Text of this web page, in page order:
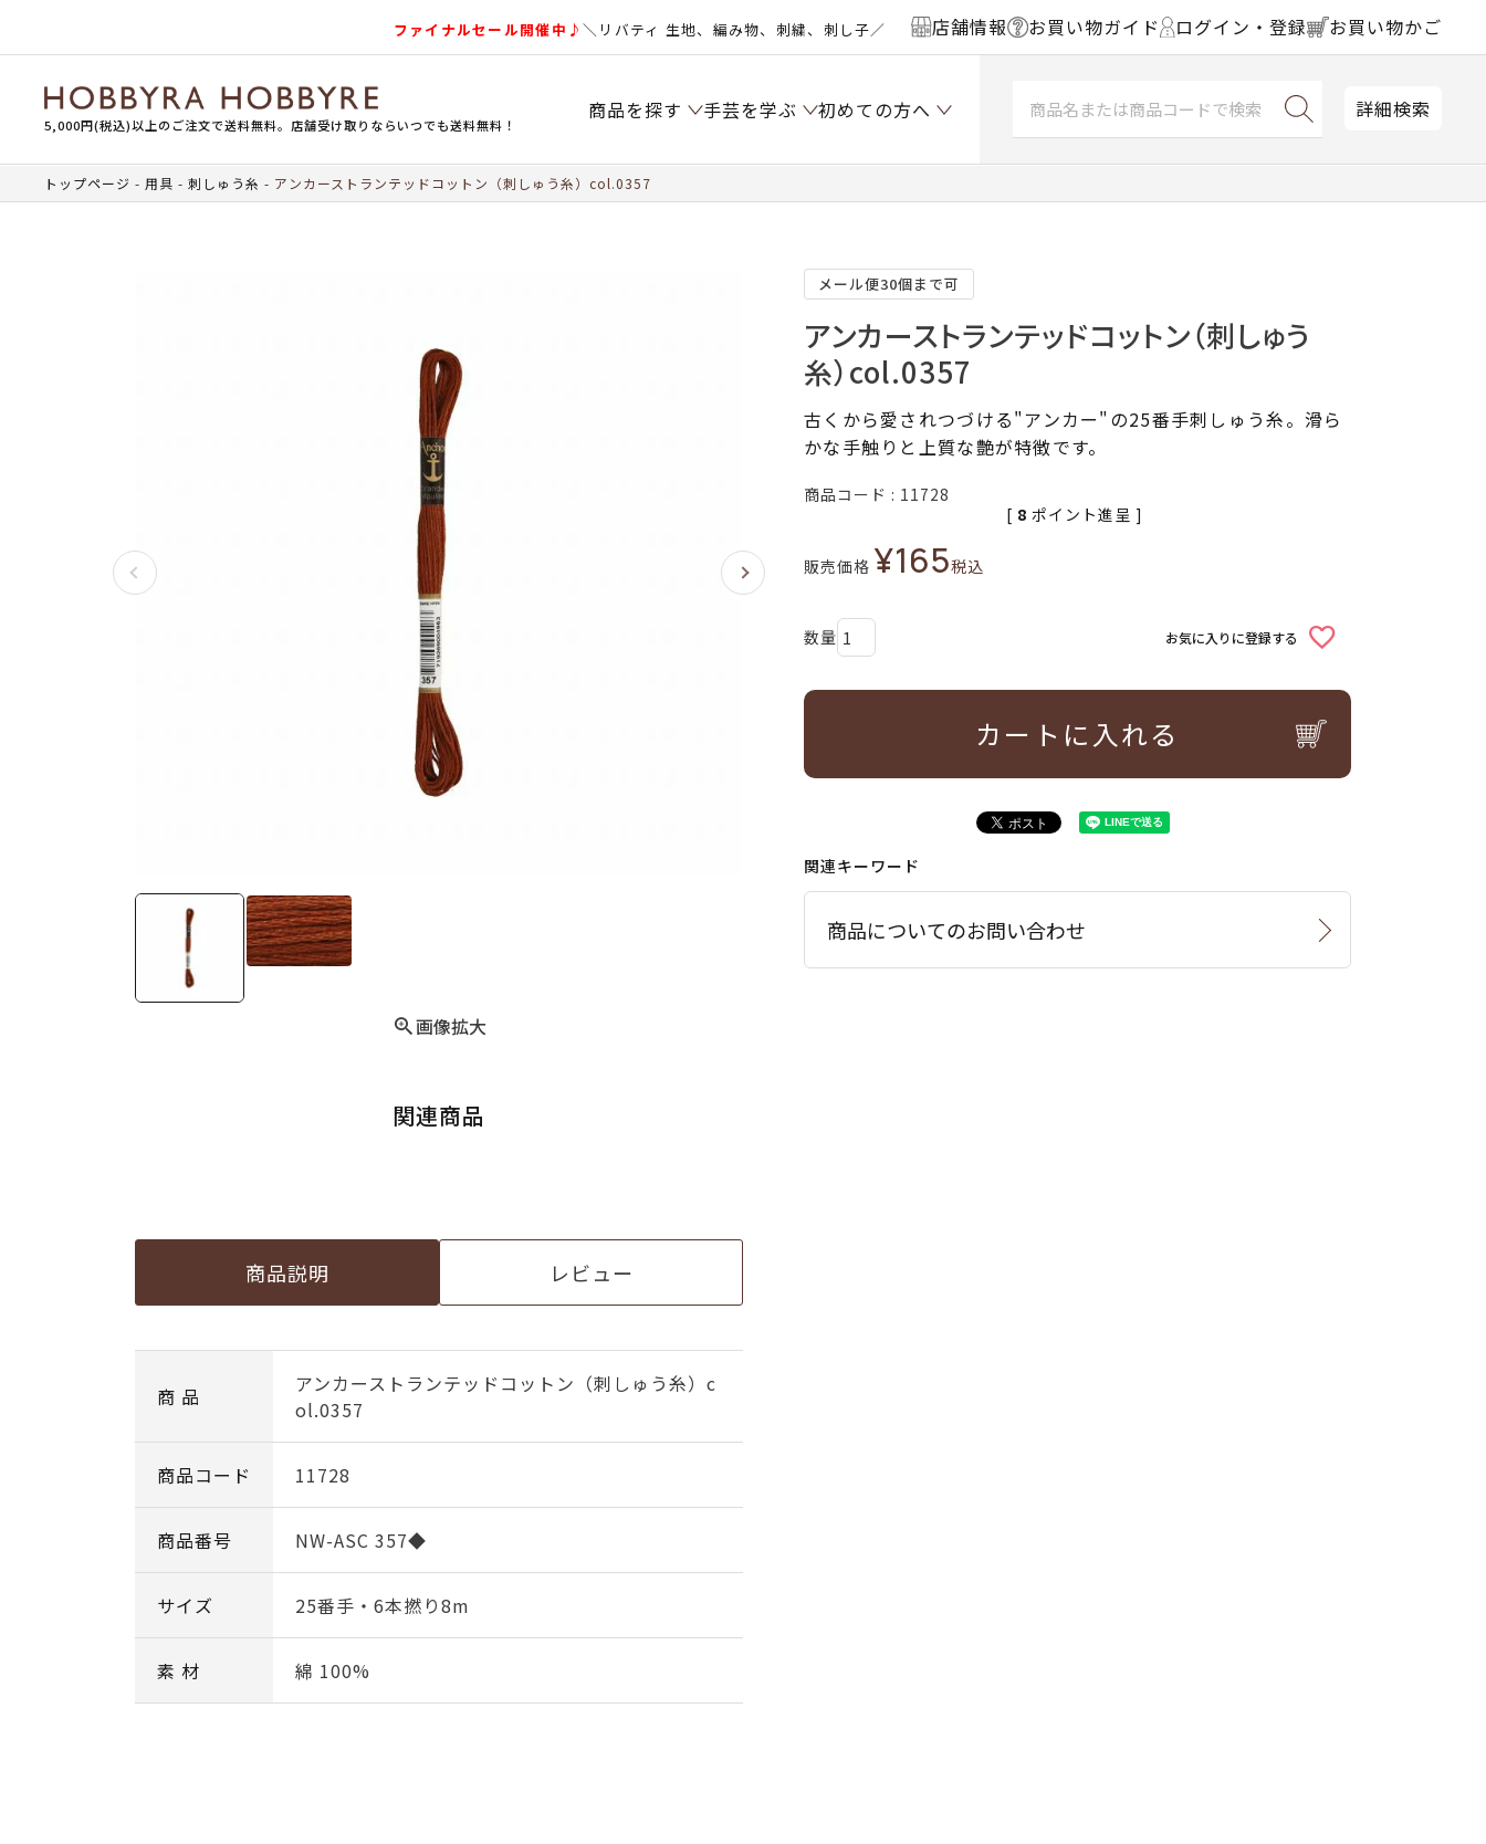
ファイナルセール開催中♪＼リバティ 生地、編み物、刺繍、刺し子／ 店舗情報 お買い物ガイド ログイン・登録 お買い物かご
5,000円(税込)以上のご注文で送料無料。店舗受け取りならいつでも送料無料！
商品を探す 手芸を学ぶ 初めての方へ 詳細検索
トップページ 用具 刺しゅう糸 アンカーストランテッドコットン（刺しゅう糸）col.0357
画像拡大
関連商品
商品説明 レビュー
商 品
アンカーストランテッドコットン（刺しゅう糸）c
ol.0357
商品コード 11728
商品番号 NW-ASC 357◆
サイズ 25番手・6本撚り8m
素 材 綿 100%
メール便30個まで可
アンカーストランテッドコットン（刺しゅう
糸）col.0357
古くから愛されつづける"アンカー"の25番手刺しゅう糸。滑ら
かな手触りと上質な艶が特徴です。
商品コード 11728
販売価格 ¥165税込
[ 8 ポイント進呈 ]
お気に入りに登録する
カートに入れる
関連キーワード
商品についてのお問い合わせ